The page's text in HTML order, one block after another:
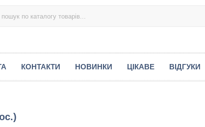
КОНТАКТИ НОВИНКИ ЦІКАВЕ ВІДГУКИ